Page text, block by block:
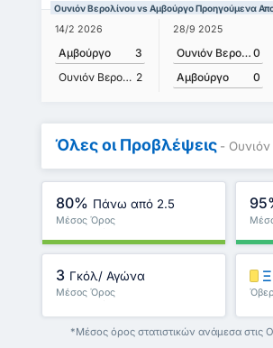
Ουνιόν Βερολίνου vs Αμβούργο Προηγούμενα
14/2 2026
Αμβούργο
3
Ουνιόν Βερολίνου 2
28/9 2025
Ουνιόν Βερολίνου 0
Αμβούργο
0
Όλες οι Προβλέψεις -
80% Πάνω από 2.5
Μέσος Όρος
3 Γκόλ/ Αγώνα
Μέσος Όρος
*Μέσος όρος στατιστικών ανάμεσα στις